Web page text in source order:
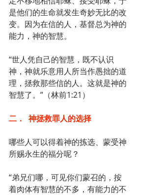
是他们的生命就发生奇妙无比的改
变。因为在信的人，基督总为神的
能力，神的智慧。
“世人凭自己的智慧，既不认识
神，神就乐意用人所当作愚拙的道
理，拯救那些信的人。这就是神的
智慧了。”（林前1:21）
二．  神拯救罪人的选择
哪些人可以得着神的拣选、蒙受神
所赐永生的福分呢？
“弟兄们哪，可见你们蒙召的，按
着肉体有智慧的不多，有能力的不